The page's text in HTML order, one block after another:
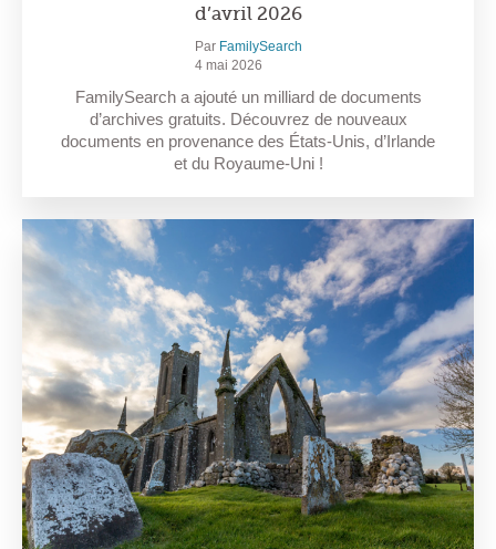
d’avril 2026
Par FamilySearch
4 mai 2026
FamilySearch a ajouté un milliard de documents
d’archives gratuits. Découvrez de nouveaux
documents en provenance des États-Unis, d’Irlande
et du Royaume-Uni !